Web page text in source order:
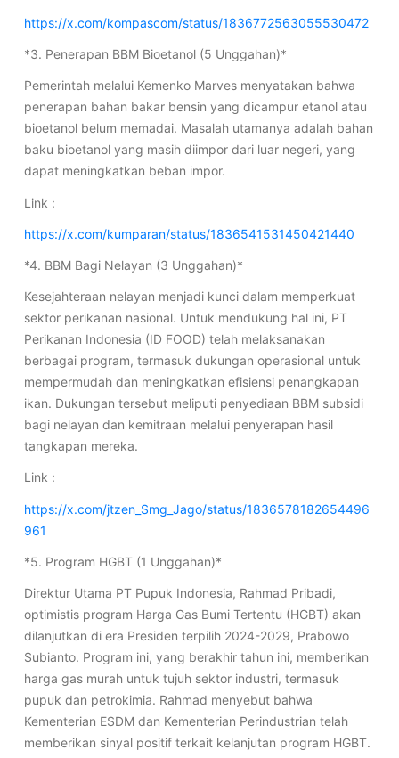
https://x.com/kompascom/status/1836772563055530472
*3. Penerapan BBM Bioetanol (5 Unggahan)*
Pemerintah melalui Kemenko Marves menyatakan bahwa
penerapan bahan bakar bensin yang dicampur etanol atau
bioetanol belum memadai. Masalah utamanya adalah bahan
baku bioetanol yang masih diimpor dari luar negeri, yang
dapat meningkatkan beban impor.
Link :
https://x.com/kumparan/status/1836541531450421440
*4. BBM Bagi Nelayan (3 Unggahan)*
Kesejahteraan nelayan menjadi kunci dalam memperkuat
sektor perikanan nasional. Untuk mendukung hal ini, PT
Perikanan Indonesia (ID FOOD) telah melaksanakan
berbagai program, termasuk dukungan operasional untuk
mempermudah dan meningkatkan efisiensi penangkapan
ikan. Dukungan tersebut meliputi penyediaan BBM subsidi
bagi nelayan dan kemitraan melalui penyerapan hasil
tangkapan mereka.
Link :
https://x.com/jtzen_Smg_Jago/status/1836578182654496
961
*5. Program HGBT (1 Unggahan)*
Direktur Utama PT Pupuk Indonesia, Rahmad Pribadi,
optimistis program Harga Gas Bumi Tertentu (HGBT) akan
dilanjutkan di era Presiden terpilih 2024-2029, Prabowo
Subianto. Program ini, yang berakhir tahun ini, memberikan
harga gas murah untuk tujuh sektor industri, termasuk
pupuk dan petrokimia. Rahmad menyebut bahwa
Kementerian ESDM dan Kementerian Perindustrian telah
memberikan sinyal positif terkait kelanjutan program HGBT.